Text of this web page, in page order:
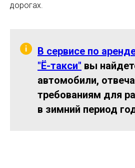
дорогах.
В сервисе по
"Ё-такси" вы
автомобили,
требованиям для
в зимний период